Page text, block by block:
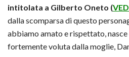
intitolata a Gilberto Oneto (
dalla scomparsa di questo
abbiamo amato e rispettato,
fortemente voluta dalla moglie,